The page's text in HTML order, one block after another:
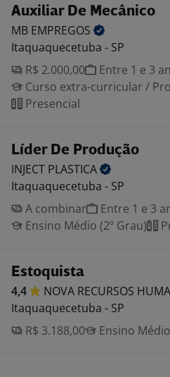
Auxiliar De Mecânico
MB EMPREGOS
Itaquaquecetuba - SP
R$ 2.000,00
Entre 1 e 3
Curso extra-curricular /
Presencial
Líder De Produção
INJECT PLASTICA
Itaquaquecetuba - SP
A combinar
Entre 1 e 3
Ensino Médio (2º Grau)
Estoquista
4,4 NOVA RECURSOS
Itaquaquecetuba - SP
R$ 3.188,00
Ensino